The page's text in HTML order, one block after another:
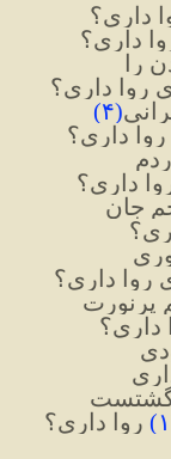
داری؟
داری؟
را
روا داری؟
(۴)
روا داری؟
داری؟
جان
روا داری؟
پرنورت
داری؟
گشتست
) روا داری؟